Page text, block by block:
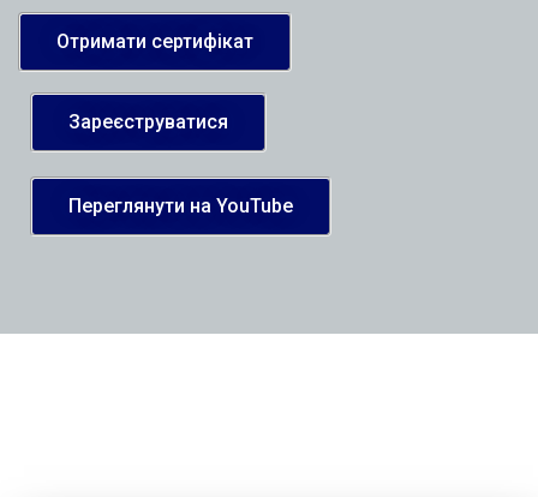
Отримати сертифікат
Зареєструватися
Переглянути на YouTube